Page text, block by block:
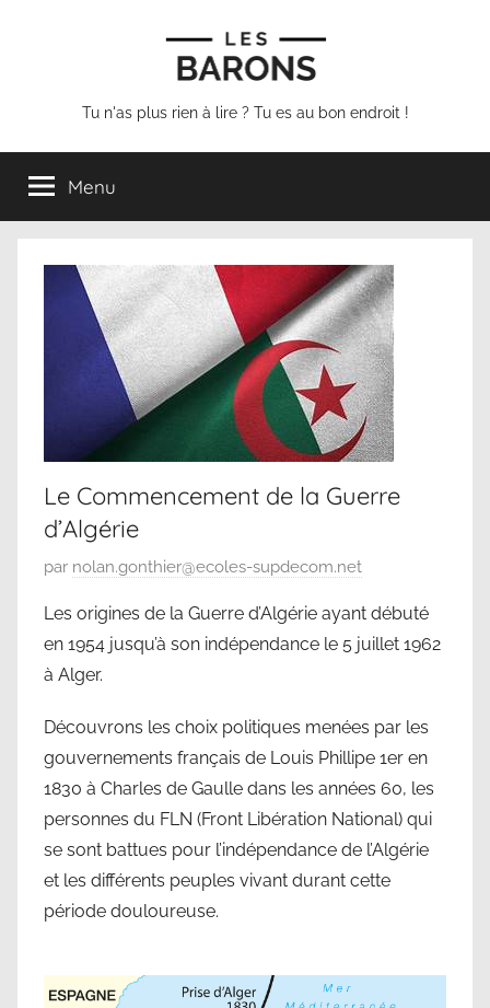
Barons
Tu n'as plus rien à lire ? Tu es au bon endroit !
Menu
Le Commencement de la Guerre
d’Algérie
P
b
l
i
l
e
2
6
m
a
r
0
par nolan.gonthier@ecoles-supdecom.net
Les origines de la Guerre d’Algérie ayant débuté
en 1954 jusqu’à son indépendance le 5 juillet 1962
à Alger.
Découvrons les choix politiques menées par les
gouvernements français de Louis Phillipe 1er en
1830 à Charles de Gaulle dans les années 60, les
personnes du FLN (Front Libération National) qui
se sont battues pour l’indépendance de l’Algérie
et les différents peuples vivant durant cette
période douloureuse.